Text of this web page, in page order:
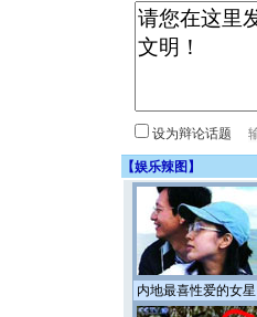
设为辩论话题
【娱乐辣图 】
内地最喜性爱的女星